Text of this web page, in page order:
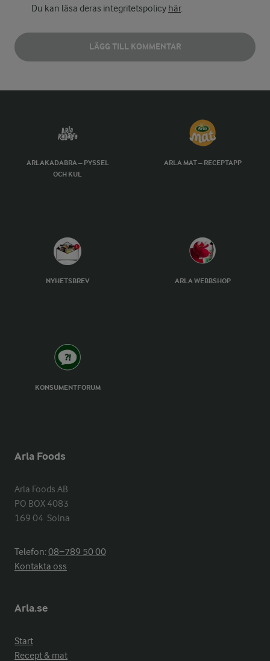
Du kan läsa deras integritetspolicy här.
LÄGG TILL KOMMENTAR
ARLAKADABRA – PYSSEL
OCH KUL
ARLA MAT – RECEPTAPP
NYHETSBREV ARLA WEBBSHOP
KONSUMENTFORUM
Arla Foods
Arla Foods AB
PO BOX 4083
169 04  Solna
Telefon:08−789 50 00
Kontakta oss
Arla.se
Start
Recept & mat